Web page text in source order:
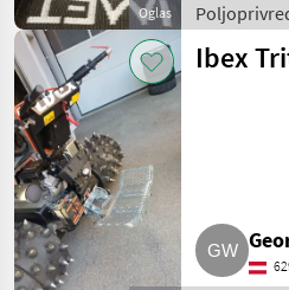
Oglas
motorni
Ibex